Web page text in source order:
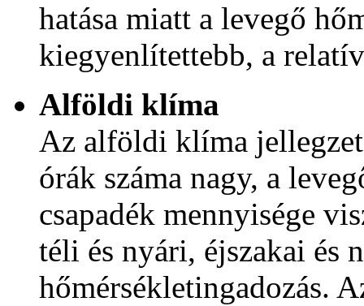
hatása miatt a levegő
kiegyenlítettebb, a
Alföldi klíma
Az alföldi klíma
órák száma nagy, a
csapadék mennyisége
téli és nyári, éjszakai és
hőmérsékletingadozás.